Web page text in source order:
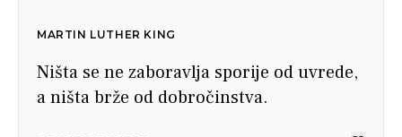
MARTIN LUTHER KING
Ništa se ne zaboravlja sporije od uvrede,
a ništa brže od dobročinstva.